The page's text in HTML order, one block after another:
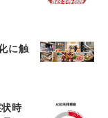
に触
時